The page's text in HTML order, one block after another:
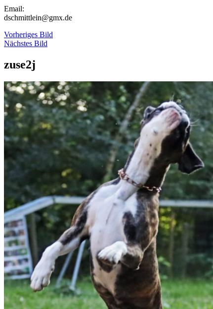
Email:
dschmittlein@gmx.de
Vorheriges Bild
Nächstes Bild
zuse2j